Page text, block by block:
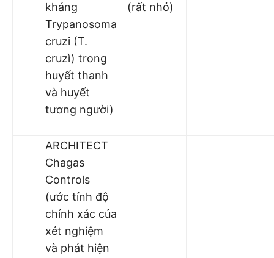
kháng
Trypanosoma
cruzi (T.
cruzì) trong
huyết thanh
và huyết
tương người)
(rất nhỏ)
ARCHITECT
Chagas
Controls
(ước tính độ
chính xác của
xét nghiệm
và phát hiện